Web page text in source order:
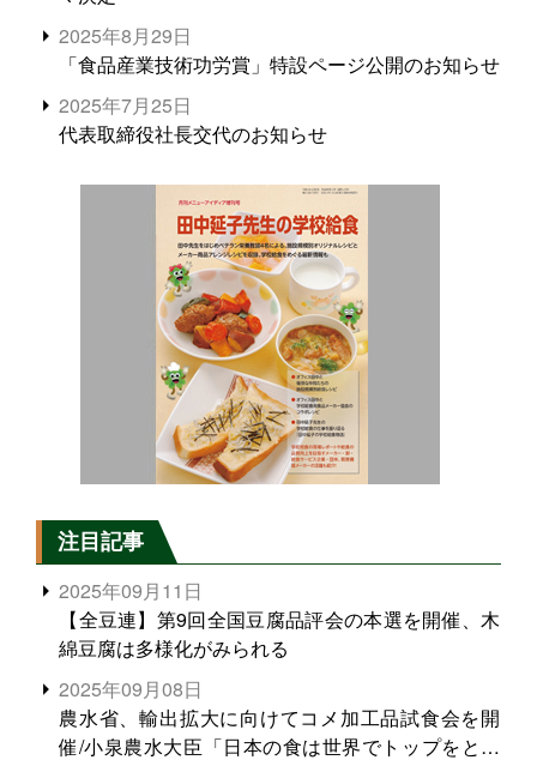
2025年8月29日
「食品産業技術功労賞」特設ページ公開のお知らせ
2025年7月25日
代表取締役社長交代のお知らせ
注目記事
2025年09月11日
【全豆連】第9回全国豆腐品評会の本選を開催、木
綿豆腐は多様化がみられる
2025年09月08日
農水省、輸出拡大に向けてコメ加工品試食会を開
催/小泉農水大臣「日本の食は世界でトップをとれ